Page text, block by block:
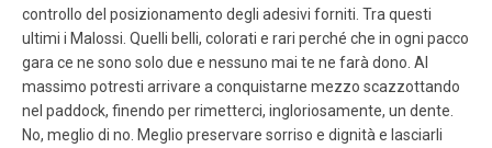
controllo del posizionamento degli adesivi forniti. Tra questi
ultimi i Malossi. Quelli belli, colorati e rari perché che in ogni pacco
gara ce ne sono solo due e nessuno mai te ne farà dono. Al
massimo potresti arrivare a conquistarne mezzo scazzottando
nel paddock, finendo per rimetterci, ingloriosamente, un dente.
No, meglio di no. Meglio preservare sorriso e dignità e lasciarli